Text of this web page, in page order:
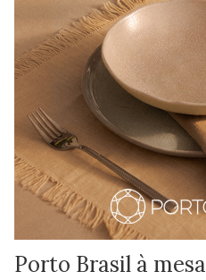
Porto Brasil à mesa